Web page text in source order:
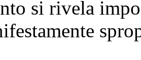
si rivela